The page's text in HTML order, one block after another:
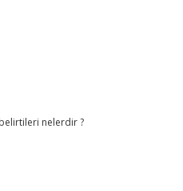
nelerdir ?